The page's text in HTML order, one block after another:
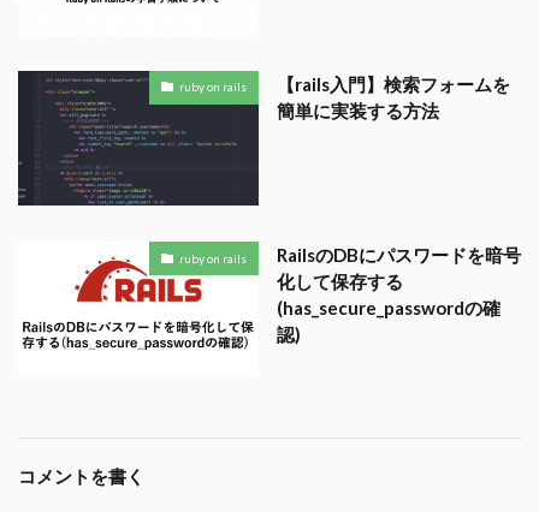
ruby on rails
【rails入門】検索フォームを
簡単に実装する方法
ruby on rails
RailsのDBにパスワードを暗号
化して保存する
(has_secure_passwordの確
認)
コメントを書く